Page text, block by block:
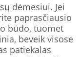
dėmesiui. Jei
paprasčiausio
būdo, tuomet
beveik visose
patiekalas